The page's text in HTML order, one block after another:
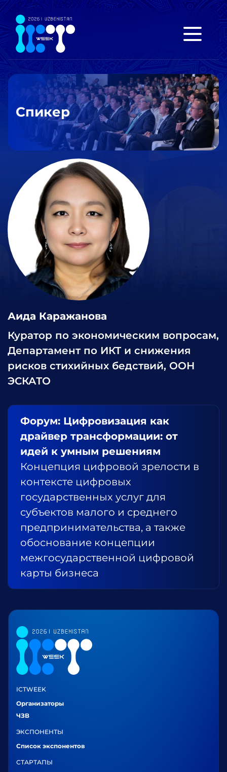
Спикер
Аида Каражанова
Куратор по экономическим вопросам,
Департамент по ИКТ и снижения
рисков стихийных бедствий, ООН
ЭСКАТО
Форум: Цифровизация как
драйвер трансформации: от
идей к умным решениям
Концепция цифровой зрелости в
контексте цифровых
государственных услуг для
субъектов малого и среднего
предпринимательства, а также
обоснование концепции
межгосударственной цифровой
карты бизнеса
ICTWEEK
Организаторы
ЧЗВ
ЭКСПОНЕНТЫ
Список экспонентов
СТАРТАПЫ